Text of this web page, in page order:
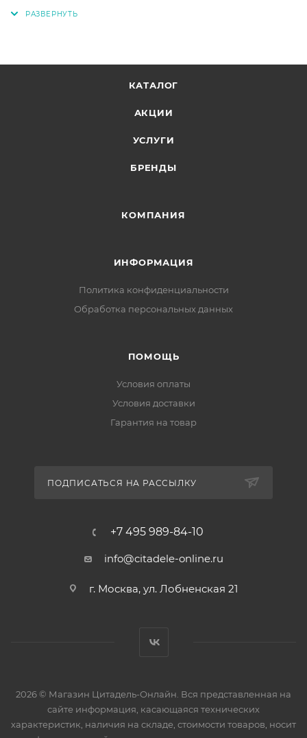
КАТАЛОГ
АКЦИИ
УСЛУГИ
БРЕНДЫ
КОМПАНИЯ
ИНФОРМАЦИЯ
Политика конфиденциальности
Обработка персональных данных
ПОМОЩЬ
Условия оплаты
Условия доставки
Гарантия на товар
ПОДПИСАТЬСЯ НА РАССЫЛКУ
+7 495 989-84-10
info@citadele-online.ru
г. Москва, ул. Лобненская 21
2026 © Магазин Цитадель-Онлайн. Вся представленная на
сайте информация, касающаяся технических
характеристик, наличия на складе, стоимости товаров, носит